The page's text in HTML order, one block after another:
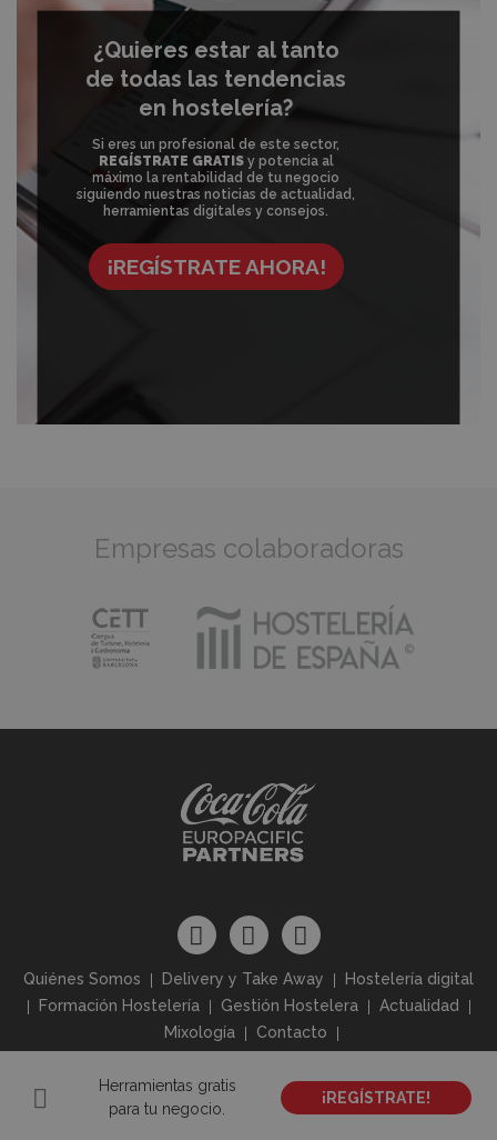
¿Quieres estar al tanto
de todas las tendencias
en hostelería?
Si eres un profesional de este sector,
REGÍSTRATE GRATISy potencia al
máximo la rentabilidad de tu negocio
siguiendo nuestras noticias de actualidad,
herramientas digitales y consejos.
¡REGÍSTRATE AHORA!
Empresas colaboradoras
Quiénes Somos Delivery y Take Away
Hostelería digital
Formación Hostelería
Gestión Hostelera
Actualidad
Mixología
Contacto
Aviso Legal Política de Privacidad Política de Cookies
Herramientas gratis
para tu negocio.
¡REGÍSTRATE!